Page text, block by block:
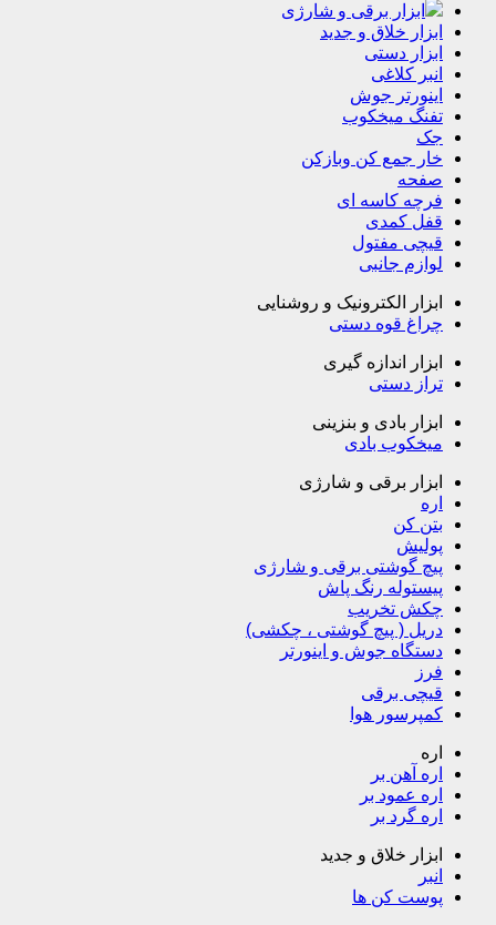
ابزار برقی و شارژی
ابزار خلاق و جدید
ابزار دستی
انبر کلاغی
اینورتر جوش
تفنگ میخکوب
جک
خار جمع کن وبازکن
صفحه
فرچه کاسه ای
قفل کمدی
قیچی مفتول
لوازم جانبی
ابزار الکترونیک و روشنایی
چراغ قوه دستی
ابزار اندازه گیری
تراز دستی
ابزار بادی و بنزینی
میخکوب بادی
ابزار برقی و شارژی
اره
بتن کن
پولیش
پیچ گوشتی برقی و شارژی
پیستوله رنگ پاش
چکش تخریب
دریل ( پیچ گوشتی ، چکشی)
دستگاه جوش و اینورتر
فرز
قیچی برقی
کمپرسور هوا
اره
اره آهن بر
اره عمود بر
اره گرد بر
ابزار خلاق و جدید
انبر
پوست کن ها